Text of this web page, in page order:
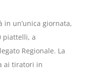
in un’unica giornata,
piattelli, a
Regionale. La
ai tiratori in